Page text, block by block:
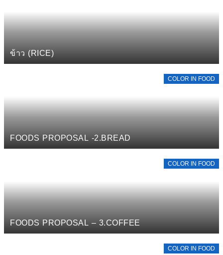
ข้าว (RICE)
COLOR IN FOOD
FOODS PROPOSAL -2.BREAD
COLOR IN FOOD
FOODS PROPOSAL – 3.COFFEE
COLOR IN FOOD